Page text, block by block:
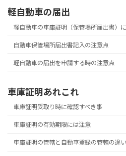
軽自動車の届出
軽自動車の車庫証明（保管場所届出書）
自動車保管場所届出書記入の注意点
軽自動車の届出を申請する時の注意点
車庫証明あれこれ
車庫証明受取り時に確認すべき事
車庫証明の有効期限には注意
車庫証明の管轄と自動車登録の管轄の違い